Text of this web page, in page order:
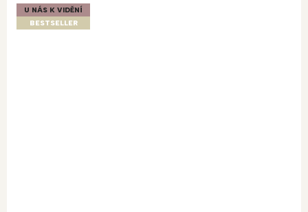
U NÁS K VIDĚNÍ
BESTSELLER